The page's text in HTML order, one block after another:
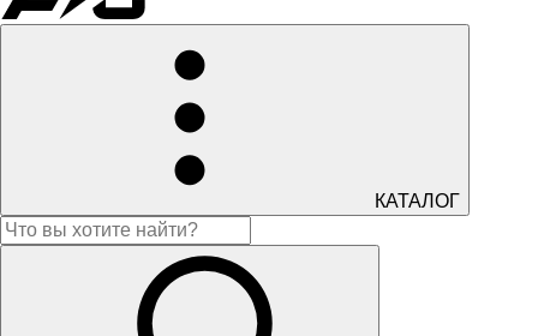
КАТАЛОГ